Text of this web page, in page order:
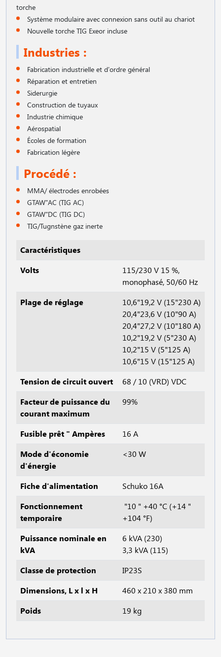
torche
Système modulaire avec connexion sans outil au chariot
Nouvelle torche TIG Exeor incluse
Industries :
Fabrication industrielle et d'ordre général
Réparation et entretien
Siderurgie
Construction de tuyaux
Industrie chimique
Aérospatial
Écoles de formation
Fabrication légère
Procédé :
MMA/ électrodes enrobées
GTAW"AC (TIG AC)
GTAW"DC (TIG DC)
TIG/Tugnstène gaz inerte
Caractéristiques
Volts
115/230 V 15 %,
monophasé, 50/60 Hz
Plage de réglage
10,6"19,2 V (15"230 A)
20,4"23,6 V (10"90 A)
20,4"27,2 V (10"180 A)
10,2"19,2 V (5"230 A)
10,2"15 V (5"125 A)
10,6"15 V (15"125 A)
Tension de circuit ouvert
68 / 10 (VRD) VDC
Facteur de puissance du
courant maximum
99%
Fusible prêt " Ampères
16 A
Mode d'économie
d'énergie
<30 W
Fiche d'alimentation
Schuko 16A
Fonctionnement
temporaire
"10 " +40 °C (+14 "
+104 °F)
Puissance nominale en
kVA
6 kVA (230)
3,3 kVA (115)
Classe de protection
IP23S
Dimensions, L x l x H
460 x 210 x 380 mm
Poids
19 kg